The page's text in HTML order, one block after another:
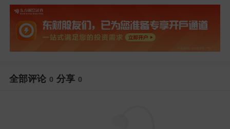
全部评论 0 分享 0